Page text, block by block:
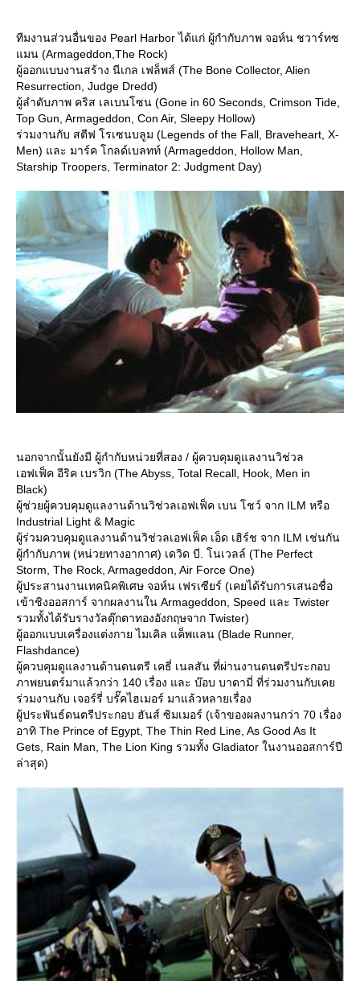
ทีมงานส่วนอื่นของ Pearl Harbor ได้แก่ ผู้กำกับภาพ จอห์น ชวาร์ทซ
มน (Armageddon,The Rock)
ผู้ออกแบบงานสร้าง นีเกล เฟล็พส์ (The Bone Collector, Alien
Resurrection, Judge Dredd)
ผู้ลำดับภาพ คริส เลเบนโซน (Gone in 60 Seconds, Crimson Tide,
Top Gun, Armageddon, Con Air, Sleepy Hollow)
ร่วมงานกับ สตีฟ โรเซนบลูม (Legends of the Fall, Braveheart, X-
Men) และ มาร์ค โกลด์เบลทท์ (Armageddon, Hollow Man,
Starship Troopers, Terminator 2: Judgment Day)
นอกจากนั้นยังมี ผู้กำกับหน่วยที่สอง / ผู้ควบคุมดูแลงานวิช่วล
เอฟเฟ็ค อีริค เบรวิก (The Abyss, Total Recall, Hook, Men in
Black)
ผู้ช่วยผู้ควบคุมดูแลงานด้านวิช่วลเอฟเฟ็ค เบน โชว์ จาก ILM หรือ
Industrial Light & Magic
ผู้ร่วมควบคุมดูแลงานด้านวิช่วลเอฟเฟ็ค เอ็ด เฮิร์ช จาก ILM เช่นกัน
ผู้กำกับภาพ (หน่วยทางอากาศ) เดวิด บี. โนเวลล์ (The Perfect
Storm, The Rock, Armageddon, Air Force One)
ผู้ประสานงานเทคนิคพิเศษ จอห์น เฟรเซียร์ (เคยได้รับการเสนอชื่อ
เข้าชิงออสการ์ จากผลงานใน Armageddon, Speed และ Twister
รวมทั้งได้รับรางวัลตุ๊กตาทองอังกฤษจาก Twister)
ผู้ออกแบบเครื่องแต่งกาย ไมเคิล แค็พแลน (Blade Runner,
Flashdance)
ผู้ควบคุมดูแลงานด้านดนตรี เคธี่ เนลสัน ที่ผ่านงานดนตรีประกอบ
ภาพยนตร์มาแล้วกว่า 140 เรื่อง และ บ๊อบ บาดามี่ ที่ร่วมงานกับเค
ร่วมงานกับ เจอร์รี่ บรั๊คไฮเมอร์ มาแล้วหลายเรื่อง
ผู้ประพันธ์ดนตรีประกอบ ฮันส์ ซิมเมอร์ (เจ้าของผลงานกว่า 70 เรื่อง
อาทิ The Prince of Egypt, The Thin Red Line, As Good As It
Gets, Rain Man, The Lion King รวมทั้ง Gladiator ในงานออสการ์ปี
ล่าสุด)